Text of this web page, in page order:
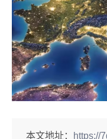
本文地址：
https://